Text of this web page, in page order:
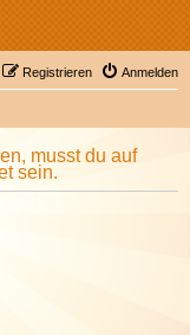
Anmelden
Registrieren
musst du auf
sein.